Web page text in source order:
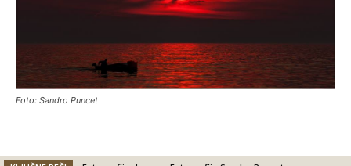
Foto: Sandro Puncet